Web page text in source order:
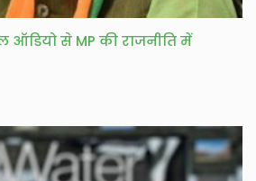
ऑडियो से MP की राजनीति में